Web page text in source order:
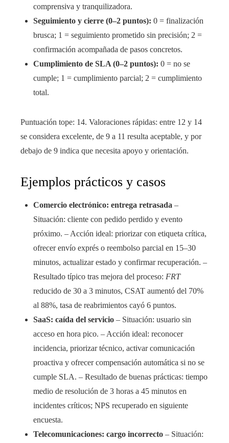
comprensiva y tranquilizadora.
Seguimiento y cierre (0–2 puntos): 0 = finalización
brusca; 1 = seguimiento prometido sin precisión; 2 =
confirmación acompañada de pasos concretos.
Cumplimiento de SLA (0–2 puntos): 0 = no se
cumple; 1 = cumplimiento parcial; 2 = cumplimiento
total.
Puntuación tope: 14. Valoraciones rápidas: entre 12 y 14
se considera excelente, de 9 a 11 resulta aceptable, y por
debajo de 9 indica que necesita apoyo y orientación.
Ejemplos prácticos y casos
Comercio electrónico: entrega retrasada –
Situación: cliente con pedido perdido y evento
próximo. – Acción ideal: priorizar con etiqueta crítica,
ofrecer envío exprés o reembolso parcial en 15–30
minutos, actualizar estado y confirmar recuperación. –
Resultado típico tras mejora del proceso: FRT
reducido de 30 a 3 minutos, CSAT aumentó del 70%
al 88%, tasa de reabrimientos cayó 6 puntos.
SaaS: caída del servicio – Situación: usuario sin
acceso en hora pico. – Acción ideal: reconocer
incidencia, priorizar técnico, activar comunicación
proactiva y ofrecer compensación automática si no se
cumple SLA. – Resultado de buenas prácticas: tiempo
medio de resolución de 3 horas a 45 minutos en
incidentes críticos; NPS recuperado en siguiente
encuesta.
Telecomunicaciones: cargo incorrecto – Situación: